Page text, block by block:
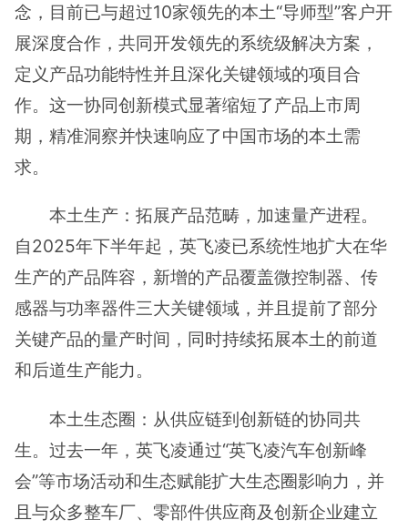
念，目前已与超过10家领先的本土“导师型”客户开
展深度合作，共同开发领先的系统级解决方案，
定义产品功能特性并且深化关键领域的项目合
作。这一协同创新模式显著缩短了产品上市周
期，精准洞察并快速响应了中国市场的本土需
求。
本土生产：拓展产品范畴，加速量产进程。
自2025年下半年起，英飞凌已系统性地扩大在华
生产的产品阵容，新增的产品覆盖微控制器、传
感器与功率器件三大关键领域，并且提前了部分
关键产品的量产时间，同时持续拓展本土的前道
和后道生产能力。
本土生态圈：从供应链到创新链的协同共
生。过去一年，英飞凌通过“英飞凌汽车创新峰
会”等市场活动和生态赋能扩大生态圈影响力，并
且与众多整车厂、零部件供应商及创新企业建立